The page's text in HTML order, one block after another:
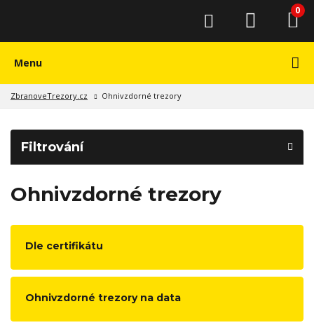
0
Menu
ZbranoveTrezory.cz Ohnivzdorné trezory
Filtrování
Ohnivzdorné trezory
Dle certifikátu
Ohnivzdorné trezory na data